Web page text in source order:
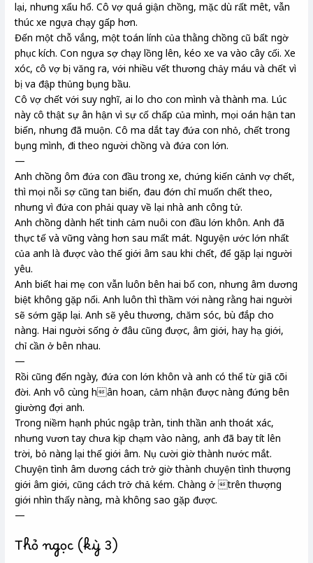
lại, nhưng xẩu hổ. Cô vợ quá giận chồng, mặc dù rất mêt, vẫn
thúc xe ngựa chạy gấp hơn.
Đến một chỗ vắng, một toán lính của thằng chồng cũ bất ngờ
phục kích. Con ngựa sợ chạy lồng lên, kéo xe va vào cây cối. Xe
xóc, cô vợ bị văng ra, với nhiều vết thương chảy máu và chết vì
bị va đập thủng bụng bầu.
Cô vợ chết với suy nghĩ, ai lo cho con mình và thành ma. Lúc
này cô thật sự ân hận vì sự cố chấp của mình, mọi oán hận tan
biến, nhưng đã muộn. Cô ma dắt tay đứa con nhỏ, chết trong
bụng mình, đi theo người chồng và đứa con lớn.
—
Anh chồng ôm đứa con đầu trong xe, chứng kiến cảnh vợ chết,
thì mọi nỗi sợ cũng tan biến, đau đớn chỉ muốn chết theo,
nhưng vì đứa con phải quay về lại nhà anh công tử.
Anh chồng dành hết tinh cảm nuôi con đầu lớn khôn. Anh đã
thực tế và vững vàng hơn sau mất mát. Nguyện ước lớn nhất
của anh là được vào thế giới âm sau khi chết, để gặp lại người
yêu.
Anh biết hai mẹ con vẫn luôn bên hai bố con, nhưng âm dương
biệt không gặp nổi. Anh luôn thì thầm với nàng rằng hai người
sẽ sớm gặp lại. Anh sẽ yêu thương, chăm sóc, bù đắp cho
nàng. Hai người sống ở đâu cũng được, âm giới, hay hạ giới,
chỉ cần ở bên nhau.
—
Rồi cũng đến ngày, đứa con lớn khôn và anh có thể từ giã cõi
đời. Anh vô cùng hân hoan, cảm nhận được nàng đứng bên
giường đợi anh.
Trong niềm hạnh phúc ngập tràn, tinh thần anh thoát xác,
nhưng vươn tay chưa kịp chạm vào nàng, anh đã bay tít lên
trời, bỏ nàng lại thế giới âm. Nụ cười giờ thành nước mắt.
Chuyện tình âm dương cách trở giờ thành chuyện tình thượng
giới âm giới, cũng cách trở chả kém. Chàng ở trên thượng
giới nhìn thấy nàng, mà không sao gặp được.
—
Thỏ ngọc (kỳ 3)